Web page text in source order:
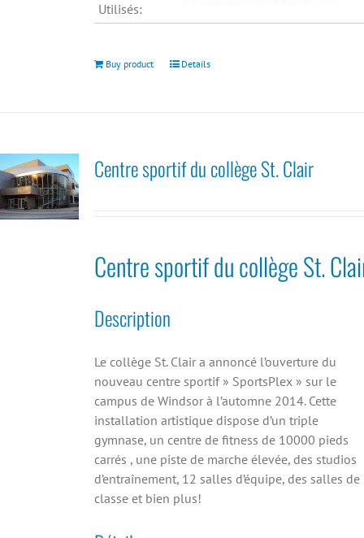
Utilisés:
Buy product Details
Centre sportif du collège St. Clair
Centre sportif du collège St.
Description
Le collège St. Clair a annoncé l’ouverture du
nouveau centre sportif » SportsPlex » sur le
campus de Windsor à l’automne 2014. Cette
installation artistique dispose d’un triple
gymnase, un centre de fitness de 10000 pieds
carrés , une piste de marche élevée, des studios
d’entraînement, 12 salles d’équipe, des salles de
classe et bien plus!